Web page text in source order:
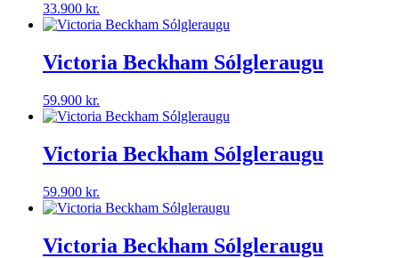
33.900 kr.
Victoria Beckham Sólgleraugu
59.900 kr.
Victoria Beckham Sólgleraugu
59.900 kr.
Victoria Beckham Sólgleraugu